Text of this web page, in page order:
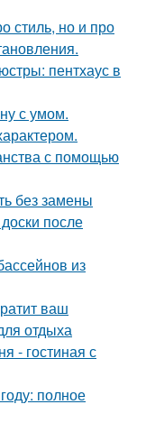
стиль, но и про
пентхаус в
с умом.
с помощью
без замены
после
из
ваш
отдыха
- гостиная с
полное